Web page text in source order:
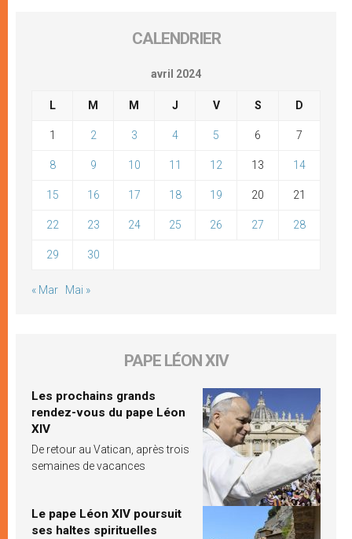
CALENDRIER
avril 2024
L M M J V S D
1 2 3 4 5 6 7
8 9 10 11 12 13 14
15 16 17 18 19 20 21
22 23 24 25 26 27 28
29 30
« Mar Mai »
PAPE LÉON XIV
Les prochains grands
rendez-vous du pape Léon
XIV
De retour au Vatican, après trois
semaines de vacances
Le pape Léon XIV poursuit
ses haltes spirituelles